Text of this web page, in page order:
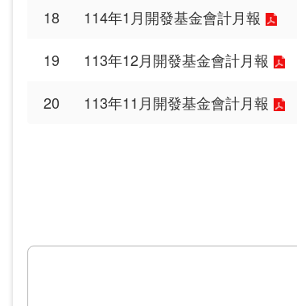
18 114年1月開發基金會計月報
19 113年12月開發基金會計月報
20 113年11月開發基金會計月報